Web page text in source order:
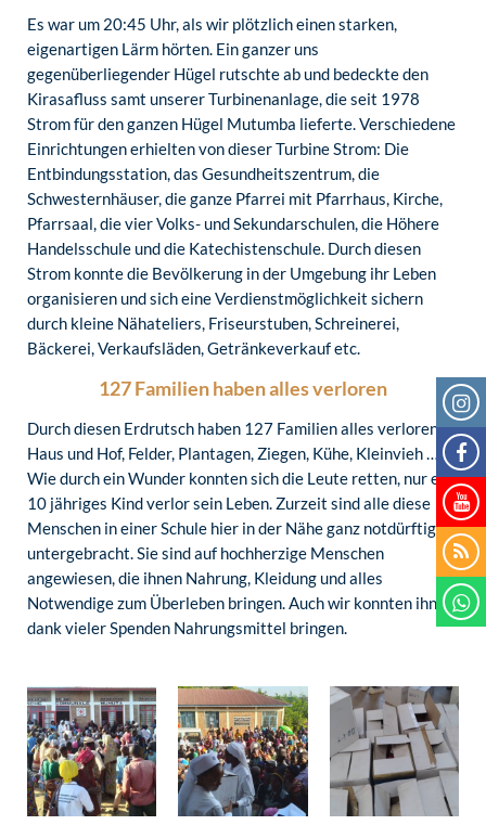
Es war um 20:45 Uhr, als wir plötzlich einen starken,
eigenartigen Lärm hörten. Ein ganzer uns
gegenüberliegender Hügel rutschte ab und bedeckte den
Kirasafluss samt unserer Turbinenanlage, die seit 1978
Strom für den ganzen Hügel Mutumba lieferte. Verschiedene
Einrichtungen erhielten von dieser Turbine Strom: Die
Entbindungsstation, das Gesundheitszentrum, die
Schwesternhäuser, die ganze Pfarrei mit Pfarrhaus, Kirche,
Pfarrsaal, die vier Volks- und Sekundarschulen, die Höhere
Handelsschule und die Katechistenschule. Durch diesen
Strom konnte die Bevölkerung in der Umgebung ihr Leben
organisieren und sich eine Verdienstmöglichkeit sichern
durch kleine Nähateliers, Friseurstuben, Schreinerei,
Bäckerei, Verkaufsläden, Getränkeverkauf etc.
127 Familien haben alles verloren
Durch diesen Erdrutsch haben 127 Familien alles verloren:
Haus und Hof, Felder, Plantagen, Ziegen, Kühe, Kleinvieh …
Wie durch ein Wunder konnten sich die Leute retten, nur ein
10 jähriges Kind verlor sein Leben. Zurzeit sind alle diese
Menschen in einer Schule hier in der Nähe ganz notdürftig
untergebracht. Sie sind auf hochherzige Menschen
angewiesen, die ihnen Nahrung, Kleidung und alles
Notwendige zum Überleben bringen. Auch wir konnten ihnen
dank vieler Spenden Nahrungsmittel bringen.